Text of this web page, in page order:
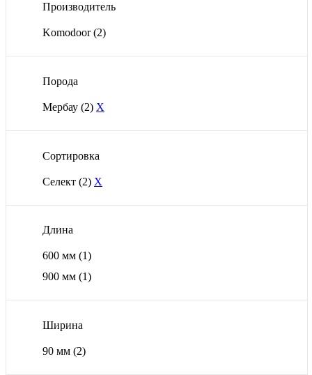
Производитель
Komodoor(2)
Порода
Мербау (2) X
Сортировка
Селект (2) X
Длина
600 мм (1)
900 мм (1)
Ширина
90 мм (2)